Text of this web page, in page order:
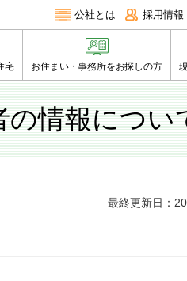
公社とは 採用情報
宅 お住まい・事務所をお探しの方
の情報につい
最終更新日：